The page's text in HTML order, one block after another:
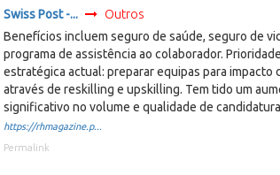
Swiss Post -...
Outros
Benefícios incluem seguro de saúde, seguro de
programa de assistência ao colaborador. Prioridade
estratégica actual: preparar equipas para impacto
através de reskilling e upskilling. Tem tido um
significativo no volume e qualidade de
https://rhmagazine.p...
Permalink